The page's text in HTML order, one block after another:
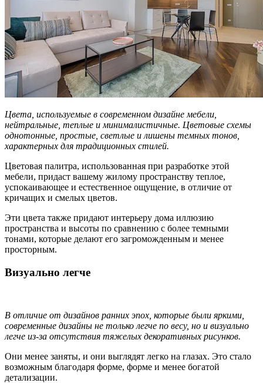
Цвета, используемые в современном дизайне мебели,
нейтральные, теплые и минималистичные. Цветовые схемы
однотонные, простые, светлые и лишены темных тонов,
характерных для традиционных стилей.
Цветовая палитра, использованная при разработке этой
мебели, придаст вашему жилому пространству теплое,
успокаивающее и естественное ощущение, в отличие от
кричащих и смелых цветов.
Эти цвета также придают интерьеру дома иллюзию
пространства и высоты по сравнению с более темными
тонами, которые делают его загроможденным и менее
просторным.
Визуально легче
В отличие от дизайнов ранних эпох, которые были яркими,
современные дизайны не только легче по весу, но и визуально
легче из-за отсутствия тяжелых декоративных рисунков.
Они менее заняты, и они выглядят легко на глазах. Это стало
возможным благодаря форме, форме и менее богатой
детализации.